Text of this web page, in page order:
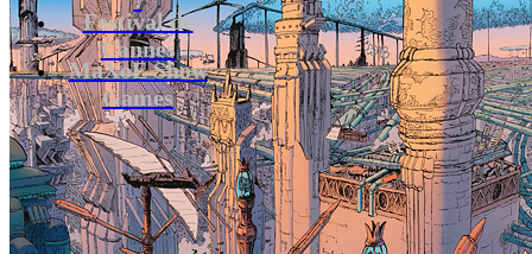
Festival de
Cannes
MaXoE Show
Games